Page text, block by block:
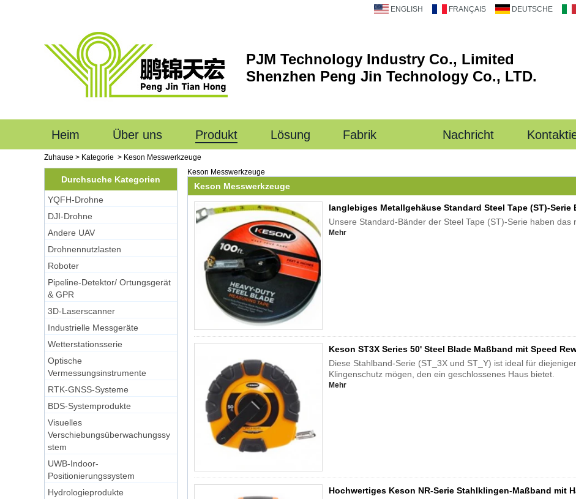
ENGLISH FRANÇAIS DEUTSCHE
PJM Technology Industry Co., Limited
Shenzhen Peng Jin Technology Co., LTD.
Heim Über uns Produkt Lösung Fabrik Nachricht
Zuhause > Kategorie > Keson Messwerkzeuge
Durchsuche Kategorien
YQFH-Drohne
DJI-Drohne
Andere UAV
Drohnennutzlasten
Roboter
Pipeline-Detektor/ Ortungsgerät
& GPR
3D-Laserscanner
Industrielle Messgeräte
Wetterstationsserie
Optische
Vermessungsinstrumente
RTK-GNSS-Systeme
BDS-Systemprodukte
Visuelles
Verschiebungsüberwachungssy
stem
UWB-Indoor-
Positionierungssystem
Hydrologieprodukte
Keson Messwerkzeuge
Keson Messwerkzeuge
langlebiges Metallgehäuse Standard Steel Tape (ST)-Serie
Unsere Standard-Bänder der Steel Tape (ST)-Serie haben das
Mehr
Keson ST3X Series 50' Steel Blade Maßband mit Speed
Diese Stahlband-Serie (ST_3X und ST_Y) ist ideal für
Klingenschutz mögen, den ein geschlossenes Haus bietet.
Mehr
Hochwertiges Keson NR-Serie Stahlklingen-Maßband mit